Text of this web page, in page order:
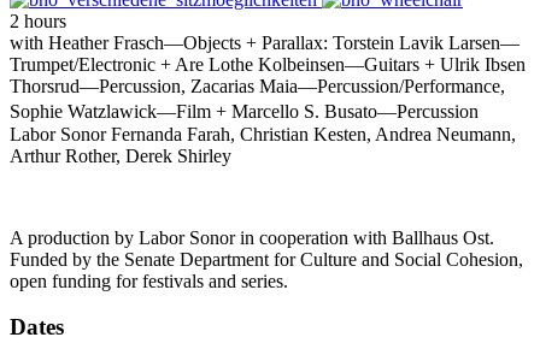
2 hours
with Heather Frasch—Objects + Parallax: Torstein Lavik Larsen—
Trumpet/Electronic + Are Lothe Kolbeinsen—Guitars + Ulrik Ibsen
Thorsrud—Percussion, Zacarias Maia—Percussion/Performance,
Sophie Watzlawick—Film + Marcello S. Busato—Percussion
Labor SonorFernanda Farah, Christian Kesten, Andrea Neumann,
Arthur Rother, Derek Shirley
A production by Labor Sonor in cooperation with Ballhaus Ost.
Funded by the Senate Department for Culture and Social Cohesion,
open funding for festivals and series.
Dates